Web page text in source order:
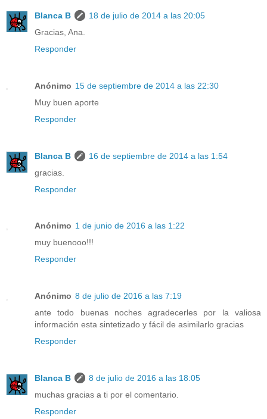
Blanca B
18 de julio de 2014 a las 20:05
Gracias, Ana.
Responder
Anónimo 15 de septiembre de 2014 a las 22:30
Muy buen aporte
Responder
Blanca B
16 de septiembre de 2014 a las 1:54
gracias.
Responder
Anónimo 1 de junio de 2016 a las 1:22
muy buenooo!!!
Responder
Anónimo 8 de julio de 2016 a las 7:19
ante todo buenas noches agradecerles por la valiosa
información esta sintetizado y fácil de asimilarlo gracias
Responder
Blanca B
8 de julio de 2016 a las 18:05
muchas gracias a ti por el comentario.
Responder